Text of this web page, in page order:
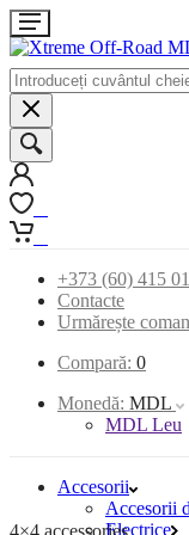
+373 (60) 415
Contacte
Urmărește
Compară: 0
Monedă: MDL
MDL Leu
Accesorii
Accesorii
Electrice
4×4 accessories